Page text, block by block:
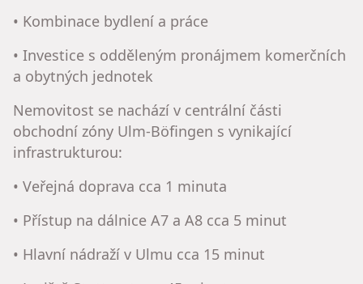
• Kombinace bydlení a práce
• Investice s odděleným pronájmem komerčních
a obytných jednotek
Nemovitost se nachází v centrální části
obchodní zóny Ulm-Böfingen s vynikající
infrastrukturou:
• Veřejná doprava cca 1 minuta
• Přístup na dálnice A7 a A8 cca 5 minut
• Hlavní nádraží v Ulmu cca 15 minut